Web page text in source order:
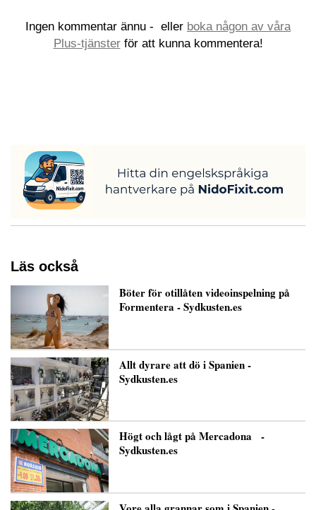
Ingen kommentar ännu - eller boka någon av våra
Plus-tjänsterför att kunna kommentera!